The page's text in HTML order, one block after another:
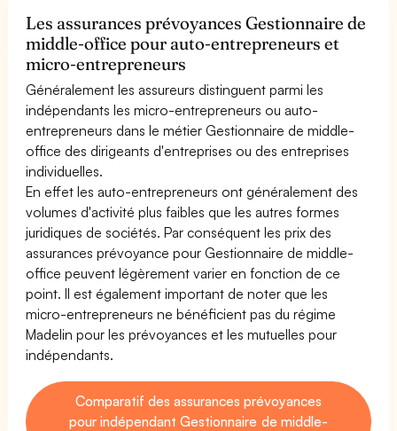
Les assurances prévoyances Gestionnaire de
middle-office pour auto-entrepreneurs et
micro-entrepreneurs
Généralement les assureurs distinguent parmi les
indépendants les micro-entrepreneurs ou auto-
entrepreneurs dans le métier Gestionnaire de middle-
office des dirigeants d'entreprises ou des entreprises
individuelles.
En effet les auto-entrepreneurs ont généralement des
volumes d'activité plus faibles que les autres formes
juridiques de sociétés. Par conséquent les prix des
assurances prévoyance pour Gestionnaire de middle-
office peuvent légèrement varier en fonction de ce
point. Il est également important de noter que les
micro-entrepreneurs ne bénéficient pas du régime
Madelin pour les prévoyances et les mutuelles pour
indépendants.
Comparatif des assurances prévoyances
pour indépendant Gestionnaire de middle-